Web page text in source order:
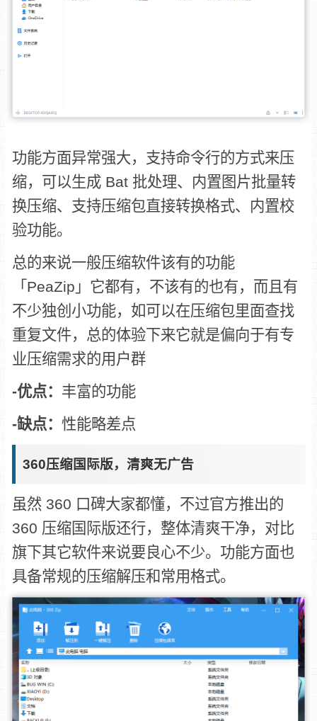
功能方面异常强大，支持命令行的方式来压
缩，可以生成 Bat 批处理、内置图片批量转
换压缩、支持压缩包直接转换格式、内置校
验功能。
总的来说一般压缩软件该有的功能
「PeaZip」它都有，不该有的也有，而且有
不少独创小功能，如可以在压缩包里面查找
重复文件，总的体验下来它就是偏向于有专
业压缩需求的用户群
-优点： 丰富的功能
-缺点： 性能略差点
360压缩国际版，清爽无广告
虽然 360 口碑大家都懂，不过官方推出的
360 压缩国际版还行，整体清爽干净，对比
旗下其它软件来说要良心不少。功能方面也
具备常规的压缩解压和常用格式。